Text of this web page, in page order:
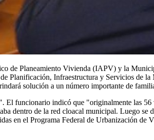
de Planeamiento Vivienda (IAPV) y la
Planificación, Infraestructura y Servicios de
solución a un número importante de
funcionario indicó que "originalmente las 56
dentro de la red cloacal municipal. Luego se
en el Programa Federal de Urbanización de